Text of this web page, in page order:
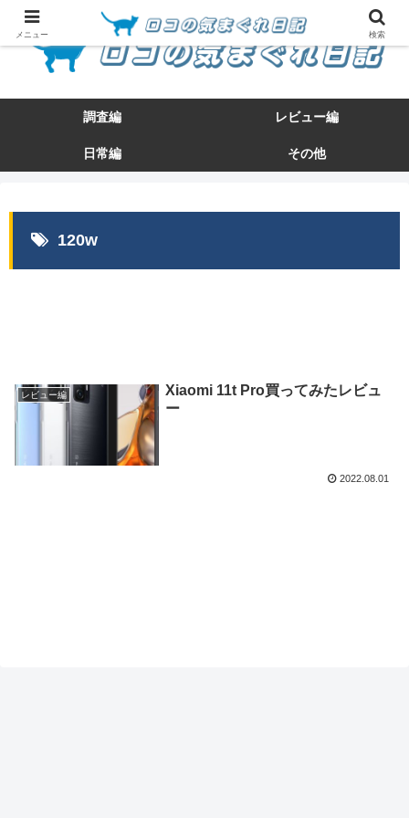
調査編 レビュー編
日常編 その他
120w
レビュー編
Xiaomi 11t Pro買ってみたレビュ
ー
2022.08.01
メニュー 検索